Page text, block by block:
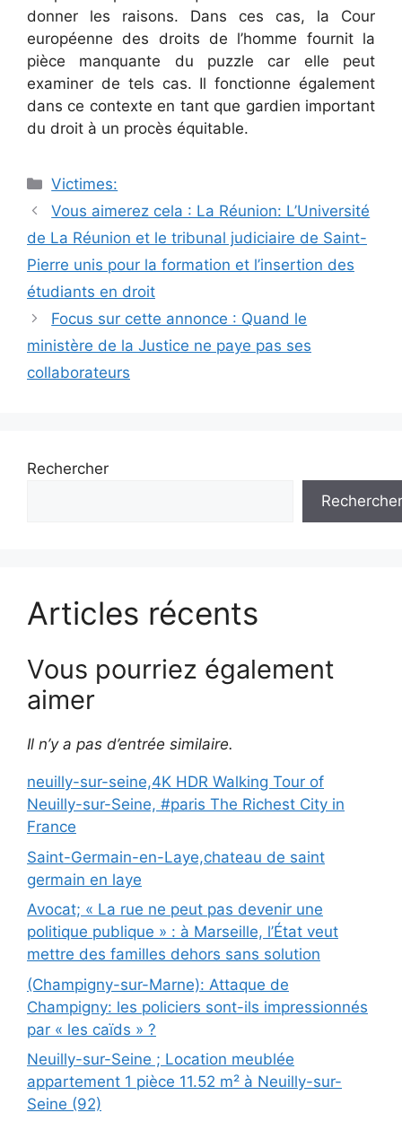
donner les raisons. Dans ces cas, la Cour
européenne des droits de l’homme fournit la
pièce manquante du puzzle car elle peut
examiner de tels cas. Il fonctionne également
dans ce contexte en tant que gardien important
du droit à un procès équitable.
Catégories
Victimes:
Navigation
des
Vous aimerez cela : La Réunion: L’Université
de La Réunion et le tribunal judiciaire de Saint-
Pierre unis pour la formation et l’insertion des
étudiants en droit
Focus sur cette annonce : Quand le
ministère de la Justice ne paye pas ses
collaborateurs
Rechercher
Rechercher
Articles récents
Vous pourriez également
aimer
Il n’y a pas d’entrée similaire.
neuilly-sur-seine,4K HDR Walking Tour of
Neuilly-sur-Seine, #paris The Richest City in
France
Saint-Germain-en-Laye,chateau de saint
germain en laye
Avocat; « La rue ne peut pas devenir une
politique publique » : à Marseille, l’État veut
mettre des familles dehors sans solution
(Champigny-sur-Marne): Attaque de
Champigny: les policiers sont-ils impressionnés
par « les caïds » ?
Neuilly-sur-Seine ; Location meublée
appartement 1 pièce 11.52 m² à Neuilly-sur-
Seine (92)